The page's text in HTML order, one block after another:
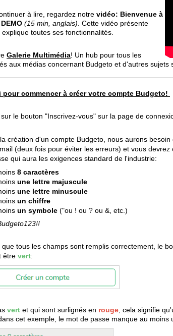
à lire, regardez notre vidéo: Bienvenue à
(15 min, anglais). Cette vidéo présente
explique toutes ses fonctionnalités.
Galerie Multimédia! Un hub pour tous les
aux médias concernant Budgeto et d'autres sujets
pour commencer à créer votre compte Budgeto!
le bouton "Inscrivez-vous" sur la page de
création d'un compte Budgeto, nous aurons besoin
(deux fois pour éviter les erreurs) et vous devrez
qui aura les exigences standard de l'industrie:
8 caractères
une lettre majuscule
une lettre minuscule
un chiffre
un symbole ("ou ! ou ? ou &, etc.)
que tous les champs sont remplis correctement, le
être vert:
vert et qui sont surlignés en rouge , cela signifie
cet exemple, le mot de passe manque au moins